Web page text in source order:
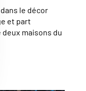
le décor
et part
maisons du